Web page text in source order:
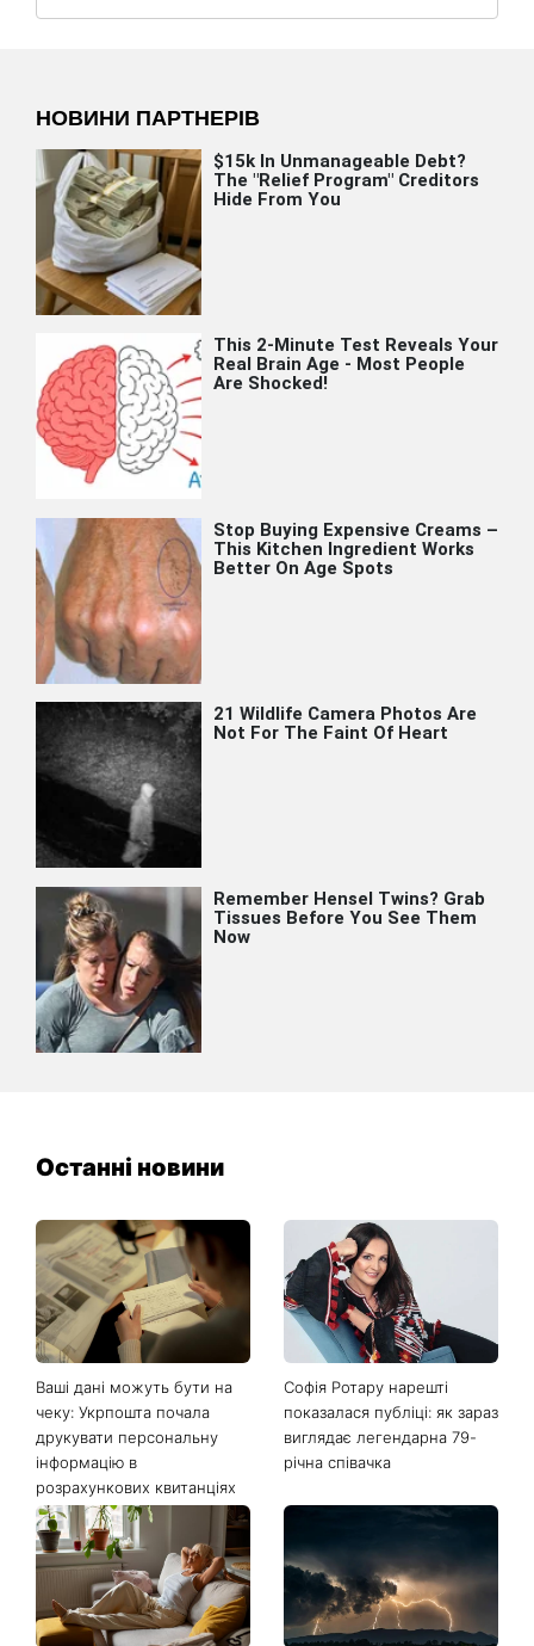
Останні новини
Ваші дані можуть бути на
чеку: Укрпошта почала
друкувати персональну
інформацію в
розрахункових квитанціях
Софія Ротару нарешті
показалася публіці: як зараз
виглядає легендарна 79-
річна співачка